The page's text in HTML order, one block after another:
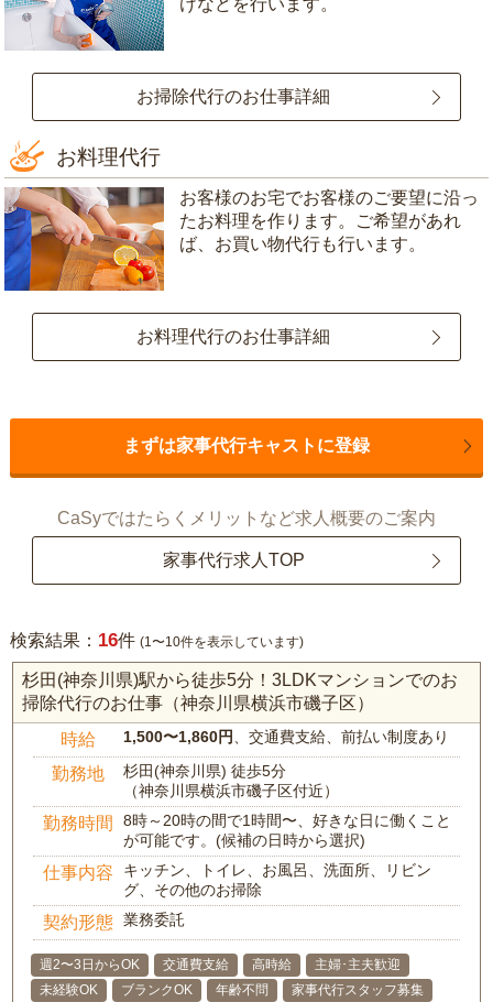
お掃除代行のお仕事詳細
お料理代行
お客様のお宅でお客様のご要望に沿っ
たお料理を作ります。ご希望があれ
ば、お買い物代行も行います。
お料理代行のお仕事詳細
まずは家事代行キャストに登録
CaSyではたらくメリットなど求人概要のご案内
家事代行求人TOP
検索結果： 16件 (1〜10件を表示しています)
杉田(神奈川県)駅から徒歩5分！3LDKマンションでのお
掃除代行のお仕事（神奈川県横浜市磯子区）
時給 1,500〜1,860円 、交通費支給、前払い制度あり
勤務地
杉田(神奈川県) 徒歩5分
（神奈川県横浜市磯子区付近）
勤務時間
8時～20時の間で1時間〜、好きな日に働くこと
が可能です。(候補の日時から選択)
仕事内容
キッチン、トイレ、お風呂、洗面所、リビン
グ、その他のお掃除
契約形態 業務委託
週2〜3日からOK 交通費支給 高時給
主婦･主夫歓迎
未経験OK
ブランクOK 年齢不問
家事代行スタッフ募集